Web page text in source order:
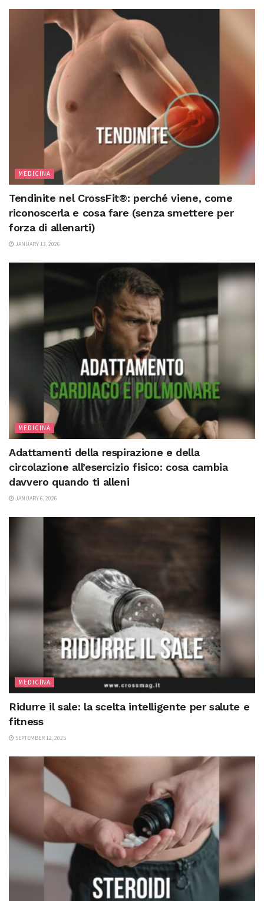
MEDICINA
Tendinite nel CrossFit®: perché viene, come
riconoscerla e cosa fare (senza smettere per
forza di allenarti)
JANUARY 13, 2026
MEDICINA
Adattamenti della respirazione e della
circolazione all’esercizio fisico: cosa cambia
davvero quando ti alleni
JANUARY 6, 2026
MEDICINA
Ridurre il sale: la scelta intelligente per salute e
fitness
SEPTEMBER 12, 2025